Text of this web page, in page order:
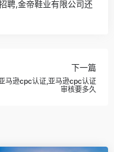
聘,金帝鞋业有限公司还
下一篇
马逊cpc认证,亚马逊cpc认证
审核要多久